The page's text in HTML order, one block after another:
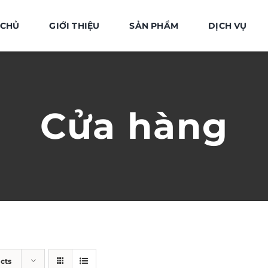
GIỚI THIỆU SẢN PHẨM DỊCH VỤ
Cửa hàng